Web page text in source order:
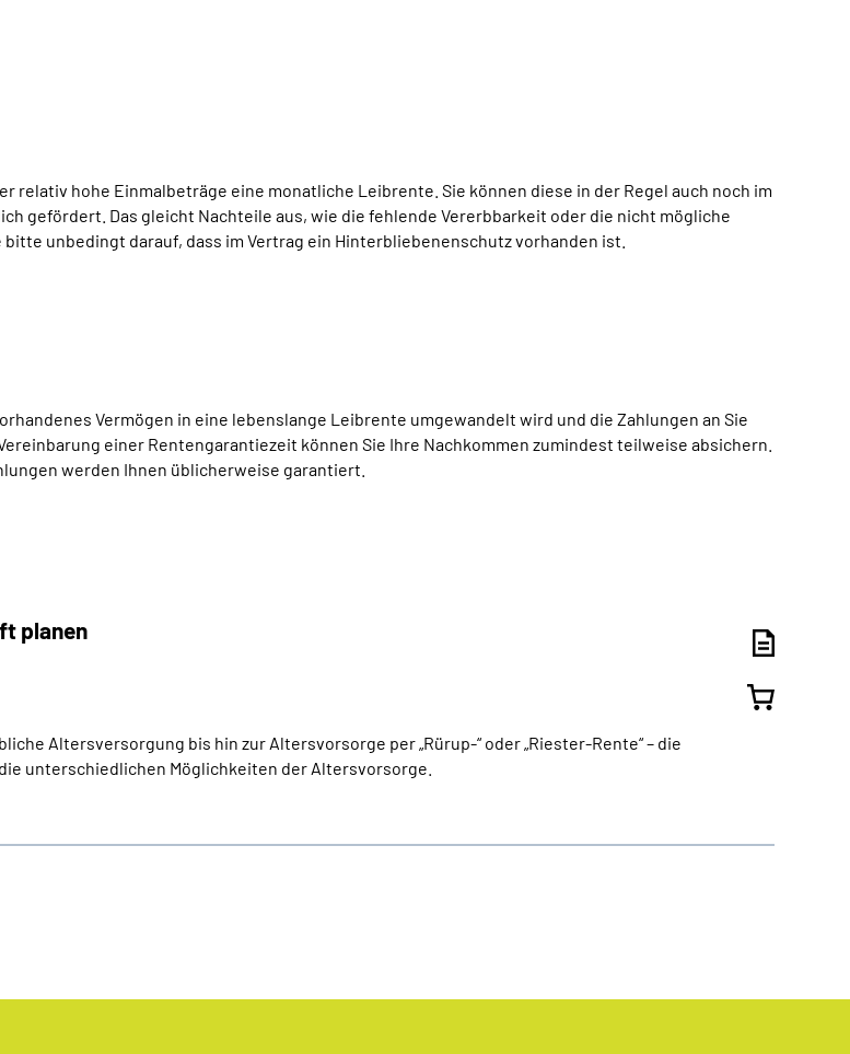
relativ hohe Einmalbeträge eine monatliche Leibrente. Sie können diese in der Regel auch noch im
gefördert. Das gleicht Nachteile aus, wie die fehlende Vererbbarkeit oder die nicht mögliche
unbedingt darauf, dass im Vertrag ein Hinterbliebenenschutz vorhanden ist.
Vermögen in eine lebenslange Leibrente umgewandelt wird und die Zahlungen an Sie
einer Rentengarantiezeit können Sie Ihre Nachkommen zumindest teilweise absichern.
werden Ihnen üblicherweise garantiert.
planen
Altersversorgung bis hin zur Altersvorsorge per „Rürup-“ oder „Riester-Rente“ – die
unterschiedlichen Möglichkeiten der Altersvorsorge.